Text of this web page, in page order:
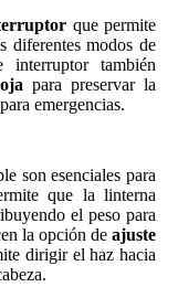
que permite
diferentes modos de
interruptor también
para preservar la
emergencias.
son esenciales para
que la linterna
el peso para
la opción de ajuste
dirigir el haz hacia